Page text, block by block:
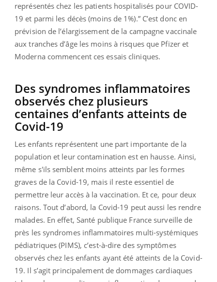
représentés chez les patients hospitalisés pour COVID-
19 et parmi les décès (moins de 1%).” C’est donc en
prévision de l’élargissement de la campagne vaccinale
aux tranches d’âge les moins à risques que Pfizer et
Moderna commencent ces essais cliniques.
Des syndromes inflammatoires
observés chez plusieurs
centaines d’enfants atteints de
Covid-19
Les enfants représentent une part importante de la
population et leur contamination est en hausse. Ainsi,
même s'ils semblent moins atteints par les formes
graves de la Covid-19, mais il reste essentiel de
permettre leur accès à la vaccination. Et ce, pour deux
raisons. Tout d’abord, la Covid-19 peut aussi les rendre
malades. En effet, Santé publique France surveille de
près les syndromes inflammatoires multi-systémiques
pédiatriques (PIMS), c’est-à-dire des symptômes
observés chez les enfants ayant été atteints de la Covid-
19. Il s’agit principalement de dommages cardiaques